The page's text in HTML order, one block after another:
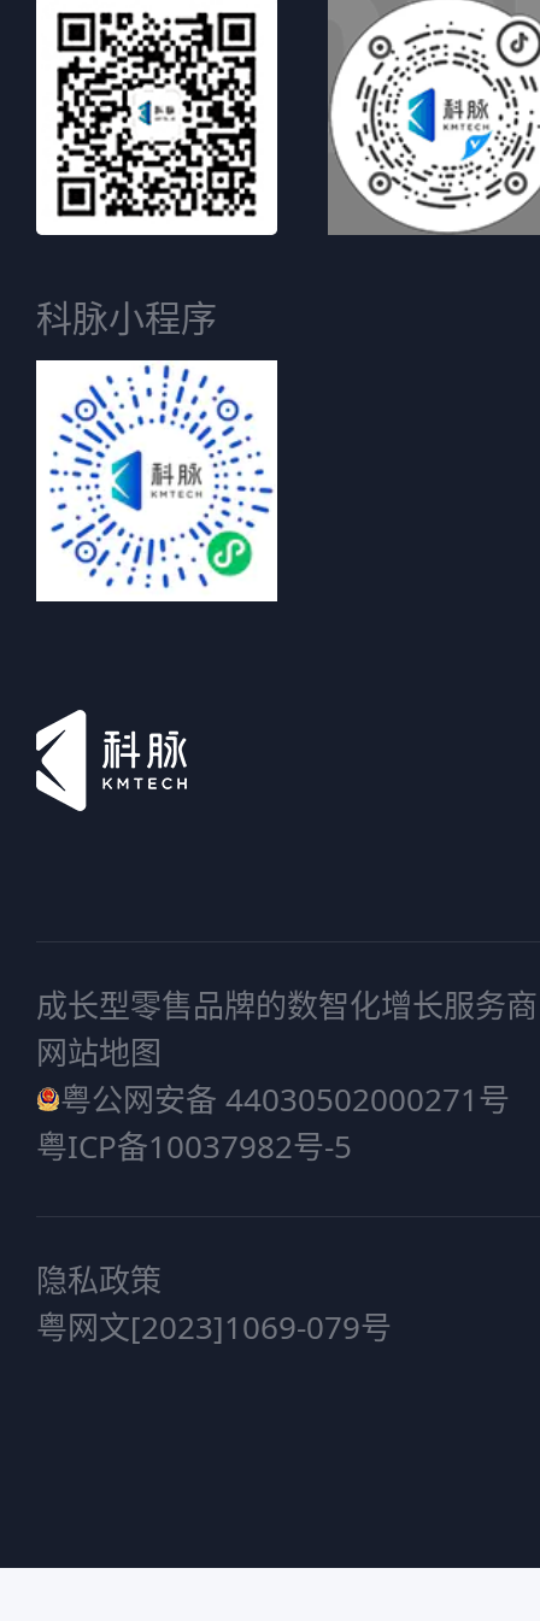
科脉小程序
成长型零售品牌的数智化增长服务商
网站地图
粤公网安备 44030502000271号
粤ICP备10037982号-5
隐私政策
粤网文[2023]1069-079号